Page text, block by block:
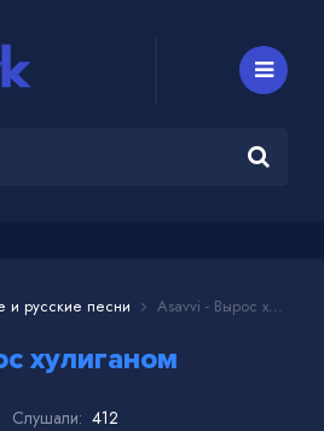
и русские песни Asavvi - Вырос хулиганом
хулиганом
Слушали: 412